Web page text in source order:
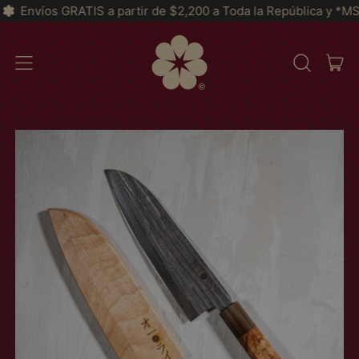
a partir de $2,200 a Toda la República y *MSI a partir de
MENÚ
BUSCAR
EN
NUESTRA
PÁGINA
WEB